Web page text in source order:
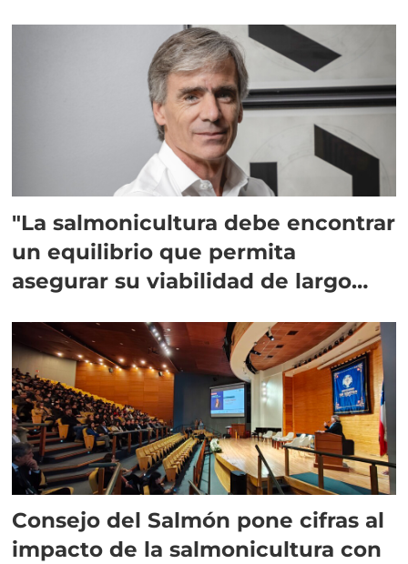
"La salmonicultura debe encontrar
un equilibrio que permita
asegurar su viabilidad de largo
Consejo del Salmón pone cifras al
impacto de la salmonicultura con